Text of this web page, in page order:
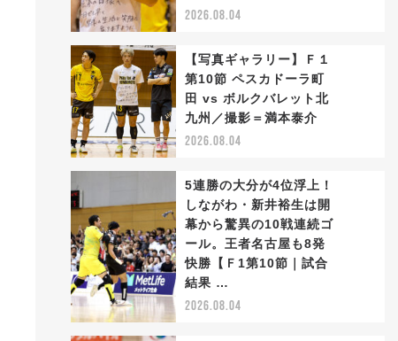
2026.08.04
【写真ギャラリー】Ｆ１
第10節 ペスカドーラ町
田 vs ボルクバレット北
九州／撮影＝満本泰介
2026.08.04
5連勝の大分が4位浮上！
しながわ・新井裕生は開
幕から驚異の10戦連続ゴ
ール。王者名古屋も8発
快勝【Ｆ1第10節｜試合
結果 …
2026.08.04